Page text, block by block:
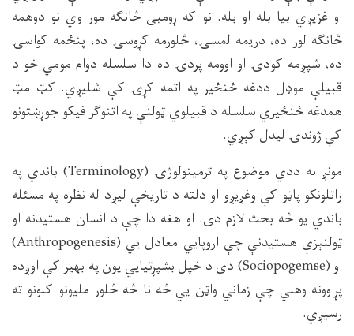
او غزيږي بيا بله او بله. نو كه ړومبى څانګه مور وي نو دوهمه
څانګه لور ده، دريمه لمسۍ، څلورمه كړوسۍ ده، پنځمه كواسۍ
ده، شپږمه كودۍ او اوومه پردۍ ده دا سلسله دوام مومي خو د
قبيلې موډل ددغه ځنځير په اتمه كړۍ كې شليږي. كټ مټ
همدغه ځنځيري سلسله د قبيلوي ټولنې په اتنوګرافيكو جوړښتونو
كې ژوندۍ ليدل كېږي.
مونږ به ددي موضوع په ترمينولوژۍ (Terminology) باندي په
راتلونكو پاڼو كې وغږيږو او دلته د تاريخې ليږد له نظره په مسئله
باندي يو څه بحث لازم دى. او هغه دا چې د انسان هستيدنه او
ټولنېزې هستيدنې چې اروپايي معادل يي (Anthropogenesis
)
او (Sociopogemse) دى د خپل بشپړتيايي يون په بهير كې اوږده
پړاوونه وهلي چې زماني واټن يي څه نا څه څلور مليونو كلونو ته
رسيږي.